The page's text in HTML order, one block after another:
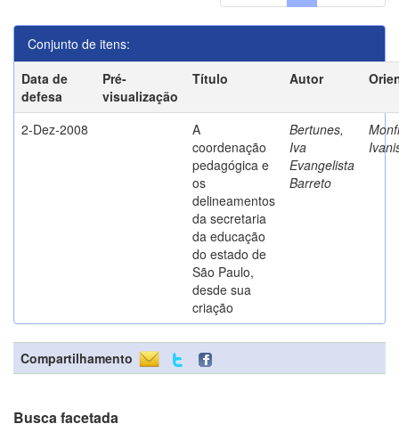
Conjunto de itens:
Data de
defesa
Pré-
visualização
Título Autor
2-Dez-2008
A
coordenação
pedagógica e
os
delineamentos
da secretaria
da educação
do estado de
São Paulo,
desde sua
criação
Bertunes,
Iva
Evangelista
Barreto
Compartilhamento
Busca facetada